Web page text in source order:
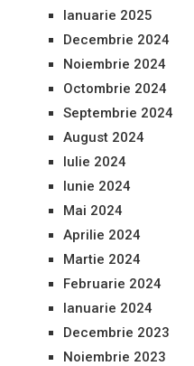
Ianuarie 2025
Decembrie 2024
Noiembrie 2024
Octombrie 2024
Septembrie 2024
August 2024
Iulie 2024
Iunie 2024
Mai 2024
Aprilie 2024
Martie 2024
Februarie 2024
Ianuarie 2024
Decembrie 2023
Noiembrie 2023